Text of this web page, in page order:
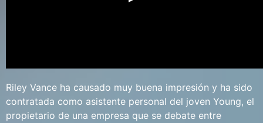
Riley Vance ha causado muy buena impresión y ha sido
contratada como asistente personal del joven Young, el
propietario de una empresa que se debate entre